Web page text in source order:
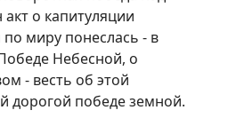
о капитуляции
по миру понеслась - в
Небесной, о
- весть об этой
дорогой победе земной.